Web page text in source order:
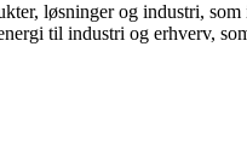
løsninger og industri,
til industri og erhverv,